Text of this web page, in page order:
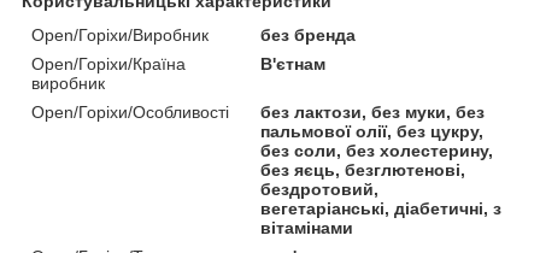
Open/Горіхи/Виробник
без бренда
Open/Горіхи/Країна
виробник
В'єтнам
Open/Горіхи/Особливості
без лактози, без муки, без
пальмової олії, без цукру,
без соли, без холестерину,
без яєць, безглютенові,
бездротовий,
вегетаріанські, діабетичні, з
вітамінами